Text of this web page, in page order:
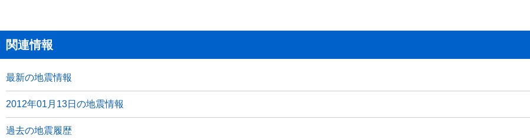
関連情報
最新の地震情報
2012年01月13日の地震情報
過去の地震履歴